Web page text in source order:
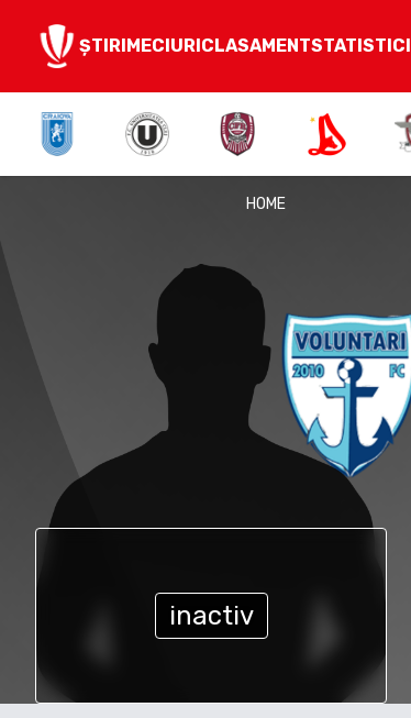
ȘTIRIMECIURICLASAMENTSTATISTICI
HOME
inactiv